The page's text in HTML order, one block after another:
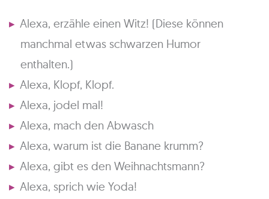
Alexa, erzähle einen Witz! (Diese können
manchmal etwas schwarzen Humor
enthalten.)
Alexa, Klopf, Klopf.
Alexa, jodel mal!
Alexa, mach den Abwasch
Alexa, warum ist die Banane krumm?
Alexa, gibt es den Weihnachtsmann?
Alexa, sprich wie Yoda!